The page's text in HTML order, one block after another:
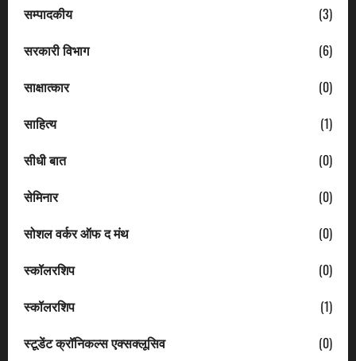
सम्पादकीय
(3)
सरकारी विभाग
(6)
साक्षात्कार
(0)
साहित्य
(1)
सीधी बात
(0)
सेमिनार
(0)
सोशल वर्कर ऑफ द मंथ
(0)
स्कॉलरशिप
(0)
स्कॉलरशिप
(1)
स्टूडेंट क्रॉनिकल्स एक्सक्लूसिव
(0)